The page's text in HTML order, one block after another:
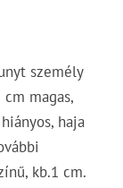
személy
magas,
haja
kb.1 cm.